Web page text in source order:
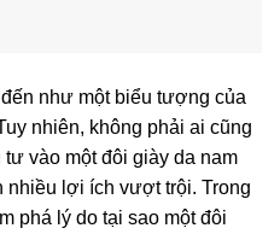
như một biểu tượng của
nhiên, không phải ai cũng
vào một đôi giày da nam
lợi ích vượt trội. Trong
phá lý do tại sao một đôi